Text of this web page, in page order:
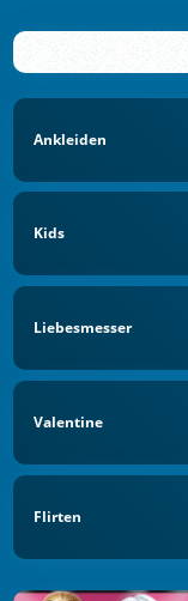
Ankleiden
Kids
Liebesmesser
Valentine
Flirten